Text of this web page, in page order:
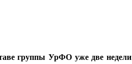
группы УрФО уже две